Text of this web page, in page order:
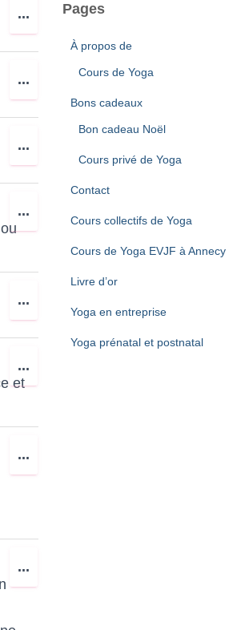
MÉTA.
... OUVRIR/FERMER
CETTE
... OUVRIR/FERMER
CETTE
...
CETTE
BOÎTE
MÉTA.
...
CETTE
BOÎTE
MÉTA.
...
CETTE
BOÎTE
et
...
CETTE
...
CETTE
...
CETTE
Pages
À propos de
Cours de Yoga
Bons cadeaux
Bon cadeau Noël
Cours privé de Yoga
Contact
Cours collectifs de Yoga
Cours de Yoga EVJF à Annecy
Livre d’or
Yoga en entreprise
Yoga prénatal et postnatal